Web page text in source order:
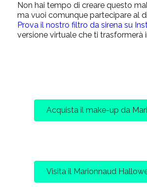
Non hai tempo di creare questo
ma vuoi comunque partecipare al
Prova il nostro filtro da sirena su
versione virtuale che ti trasformerà
Acquista il make-up da
Visita il Marionnaud